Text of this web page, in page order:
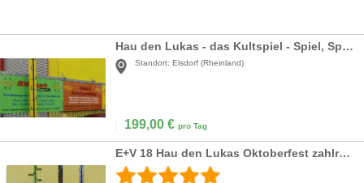
Hau den Lukas - das Kultspiel - Spiel, Sport & Spaß in einem zum Top Preis
Standort: Elsdorf (Rheinland)
199,00 € pro Tag
E+V 18 Hau den Lukas Oktoberfest zahlreiche Eventartikel vorrätig